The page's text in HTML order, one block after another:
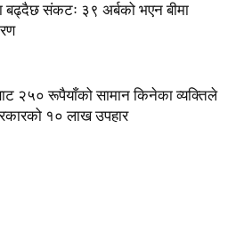
बढ्दैछ संकटः ३९ अर्बको भएन बीमा
२५० रूपैयाँको सामान किनेका व्यक्तिले
१० लाख उपहार